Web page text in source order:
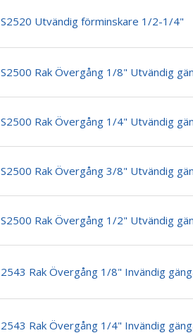
S2520 Utvändig förminskare 1/2-1/4"
S2500 Rak Övergång 1/8" Utvändig
S2500 Rak Övergång 1/4" Utvändig
S2500 Rak Övergång 3/8" Utvändig
S2500 Rak Övergång 1/2" Utvändig
2543 Rak Övergång 1/8" Invändig
2543 Rak Övergång 1/4" Invändig